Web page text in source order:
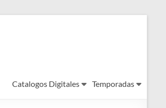
Catalogos Digitales Temporadas